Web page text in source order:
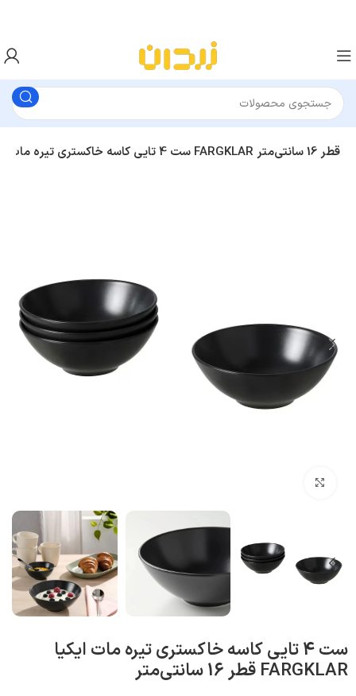
ست 4 تایی کاسه خاکستری تیره مات ایکیا FARGKLAR قطر 16 سانتی‌متر
ست 4 تایی کاسه خاکستری تیره مات ایکیا
FARGKLAR قطر 16 سانتی‌متر